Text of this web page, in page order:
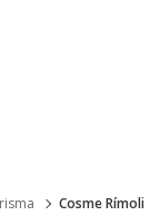
Cosme Rímoli